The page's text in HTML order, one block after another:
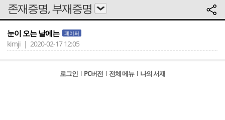
존재증명, 부재증명
눈이 오는 날에는 페이퍼
kimji | 2020-02-17 12:05
로그인 l PC버전 l 전체 메뉴 l 나의 서재